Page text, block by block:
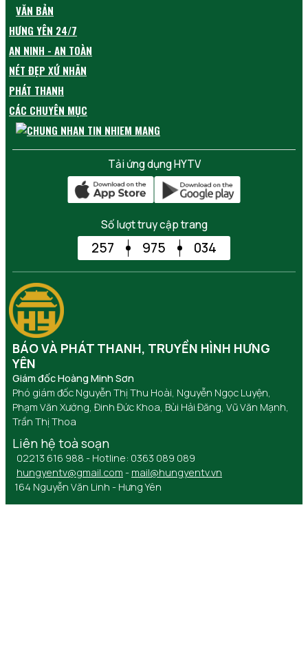
VĂN BẢN
HƯNG YÊN 24/7
AN NINH - AN TOÀN
NÉT ĐẸP XỨ NHÃN
PHÁT THANH
CÁC CHUYÊN MỤC
Tải ứng dụng HYTV
Số lượt truy cập trang
257 975 034
BÁO VÀ PHÁT THANH, TRUYỀN HÌNH HƯNG
YÊN
Giám đốc Hoàng Minh Sơn
Phó giám đốc Nguyễn Thị Thu Hoài, Nguyễn Ngọc Luyện,
Phạm Văn Xướng, Đinh Đức Khoa, Bùi Hải Đăng, Vũ Văn Mạnh,
Trần Thị Thoa
Liên hệ toà soạn
02213 616 988 - Hotline: 0363 089 089
hungyentv@gmail.com - mail@hungyentv.vn
164 Nguyễn Văn Linh - Hưng Yên